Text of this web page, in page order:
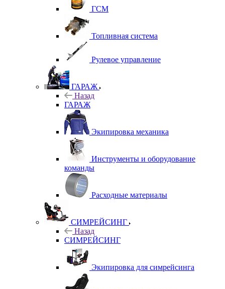
ГСМ
Топливная система
Рулевое управление
ГАРАЖ
Назад
ГАРАЖ
Экипировка механика
Инструменты и оборудование
команды
Расходные материалы
СИМРЕЙСИНГ
Назад
СИМРЕЙСИНГ
Экипировка для симрейсинга